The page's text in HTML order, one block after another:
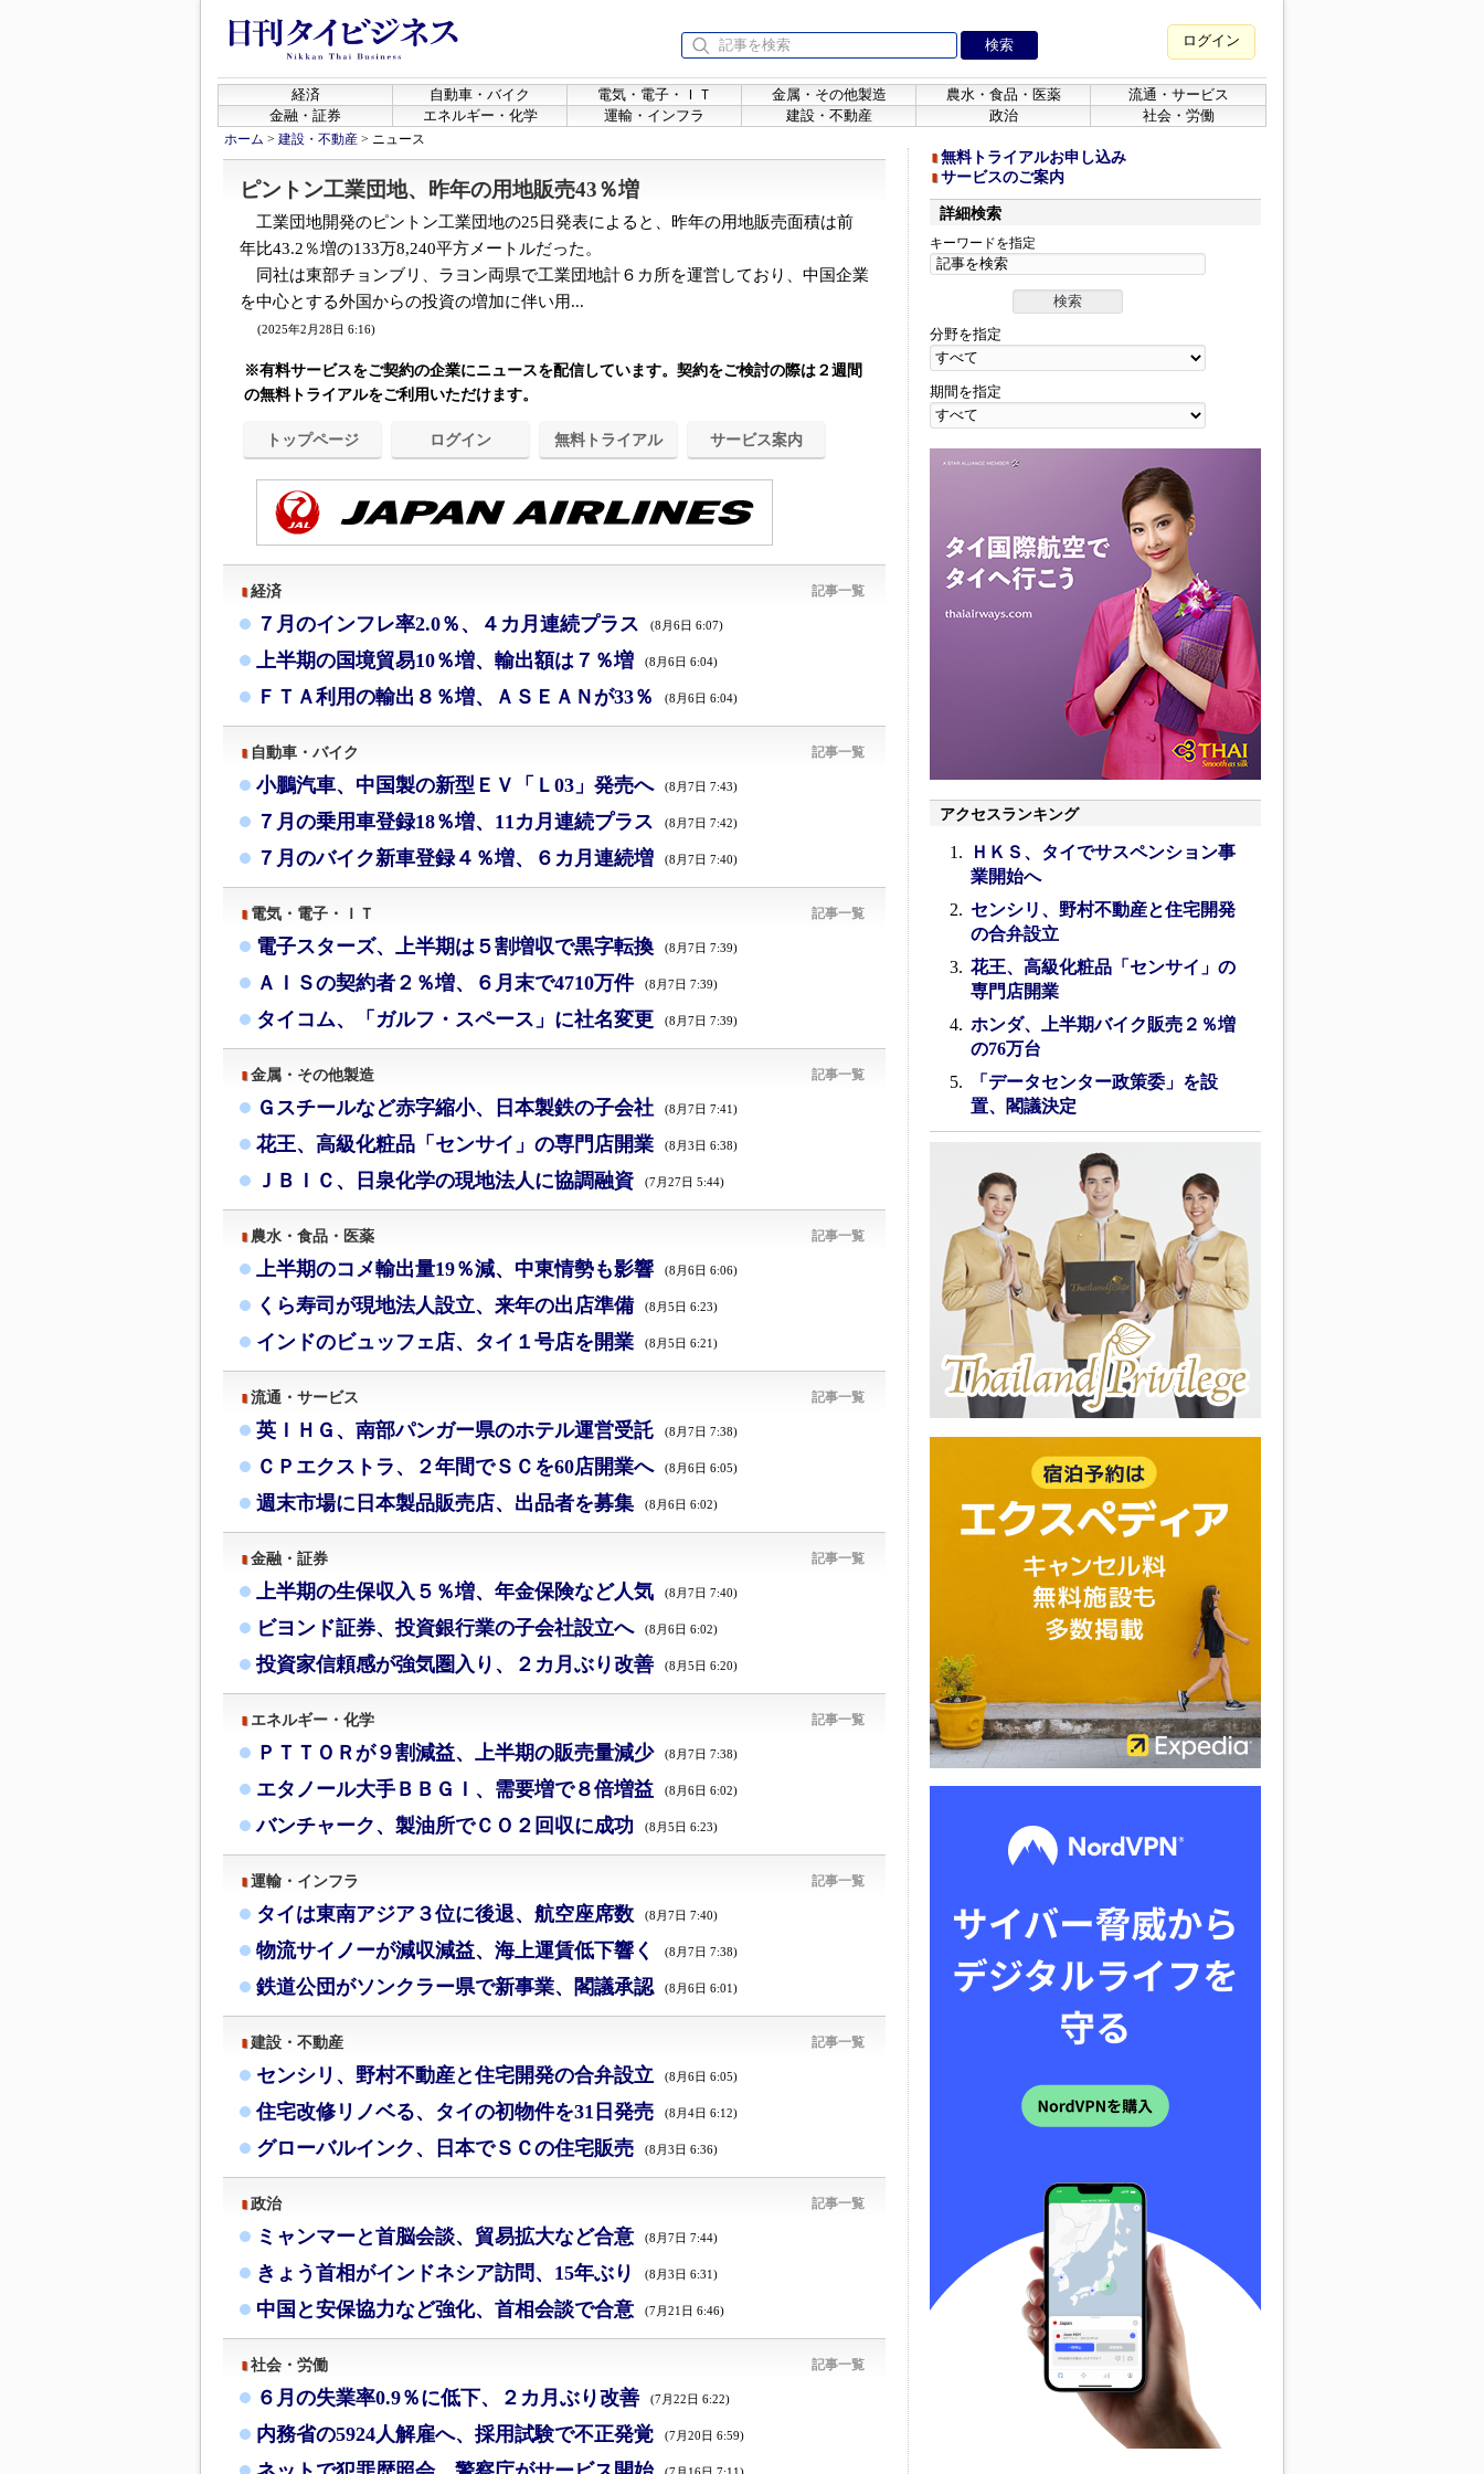
ログイン
経済 自動車・バイク 電気・電子・ＩＴ 金属・その他製造 農水・食品・医薬
流通・サービス
金融・証券
エネルギー・化学 運輸・インフラ 建設・不動産 政治 社会・労働
ホーム > 建設・不動産 > ニュース
ピントン工業団地、昨年の用地販売43％増
工業団地開発のピントン工業団地の25日発表によると、昨年の用地販売面積は前
年比43.2％増の133万8,240平方メートルだった。
同社は東部チョンブリ、ラヨン両県で工業団地計６カ所を運営しており、中国企業
を中心とする外国からの投資の増加に伴い用...
(2025年2月28日 6:16)
※有料サービスをご契約の企業にニュースを配信しています。契約をご検討の際は２週間
の無料トライアルをご利用いただけます。
トップページ ログイン 無料トライアル サービス案内
経済 記事一覧
７月のインフレ率2.0％、４カ月連続プラス (8月6日 6:07)
上半期の国境貿易10％増、輸出額は７％増 (8月6日 6:04)
ＦＴＡ利用の輸出８％増、ＡＳＥＡＮが33％ (8月6日 6:04)
自動車・バイク 記事一覧
小鵬汽車、中国製の新型ＥＶ「Ｌ03」発売へ (8月7日 7:43)
７月の乗用車登録18％増、11カ月連続プラス (8月7日 7:42)
７月のバイク新車登録４％増、６カ月連続増 (8月7日 7:40)
電気・電子・ＩＴ 記事一覧
電子スターズ、上半期は５割増収で黒字転換 (8月7日 7:39)
ＡＩＳの契約者２％増、６月末で4710万件 (8月7日 7:39)
タイコム、「ガルフ・スペース」に社名変更 (8月7日 7:39)
金属・その他製造 記事一覧
Ｇスチールなど赤字縮小、日本製鉄の子会社 (8月7日 7:41)
花王、高級化粧品「センサイ」の専門店開業 (8月3日 6:38)
ＪＢＩＣ、日泉化学の現地法人に協調融資 (7月27日 5:44)
農水・食品・医薬 記事一覧
上半期のコメ輸出量19％減、中東情勢も影響 (8月6日 6:06)
くら寿司が現地法人設立、来年の出店準備 (8月5日 6:23)
インドのビュッフェ店、タイ１号店を開業 (8月5日 6:21)
流通・サービス 記事一覧
英ＩＨＧ、南部パンガー県のホテル運営受託 (8月7日 7:38)
ＣＰエクストラ、２年間でＳＣを60店開業へ (8月6日 6:05)
週末市場に日本製品販売店、出品者を募集 (8月6日 6:02)
金融・証券 記事一覧
上半期の生保収入５％増、年金保険など人気 (8月7日 7:40)
ビヨンド証券、投資銀行業の子会社設立へ (8月6日 6:02)
投資家信頼感が強気圏入り、２カ月ぶり改善 (8月5日 6:20)
エネルギー・化学 記事一覧
ＰＴＴＯＲが９割減益、上半期の販売量減少 (8月7日 7:38)
エタノール大手ＢＢＧＩ、需要増で８倍増益 (8月6日 6:02)
バンチャーク、製油所でＣＯ２回収に成功 (8月5日 6:23)
運輸・インフラ 記事一覧
タイは東南アジア３位に後退、航空座席数 (8月7日 7:40)
物流サイノーが減収減益、海上運賃低下響く (8月7日 7:38)
鉄道公団がソンクラー県で新事業、閣議承認 (8月6日 6:01)
建設・不動産 記事一覧
センシリ、野村不動産と住宅開発の合弁設立 (8月6日 6:05)
住宅改修リノベる、タイの初物件を31日発売 (8月4日 6:12)
グローバルインク、日本でＳＣの住宅販売 (8月3日 6:36)
政治 記事一覧
ミャンマーと首脳会談、貿易拡大など合意 (8月7日 7:44)
きょう首相がインドネシア訪問、15年ぶり (8月3日 6:31)
中国と安保協力など強化、首相会談で合意 (7月21日 6:46)
社会・労働 記事一覧
６月の失業率0.9％に低下、２カ月ぶり改善 (7月22日 6:22)
内務省の5924人解雇へ、採用試験で不正発覚 (7月20日 6:59)
無料トライアルお申し込み
サービスのご案内
詳細検索
キーワードを指定
分野を指定
期間を指定
アクセスランキング
ＨＫＳ、タイでサスペンション事
業開始へ
センシリ、野村不動産と住宅開発
の合弁設立
花王、高級化粧品「センサイ」の
専門店開業
ホンダ、上半期バイク販売２％増
の76万台
「データセンター政策委」を設
置、閣議決定